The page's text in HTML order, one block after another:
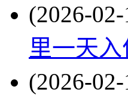
(2026-
里一天
(2026-